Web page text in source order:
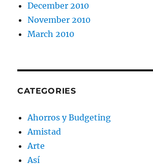
December 2010
November 2010
March 2010
CATEGORIES
Ahorros y Budgeting
Amistad
Arte
Así